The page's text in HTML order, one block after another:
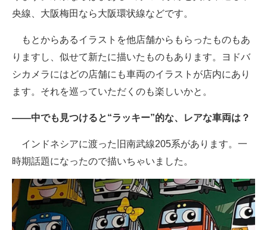
央線、大阪梅田なら大阪環状線などです。
もとからあるイラストを他店舗からもらったものもあ
りますし、似せて新たに描いたものもあります。ヨドバ
シカメラにはどの店舗にも車両のイラストが店内にあり
ます。それを巡っていただくのも楽しいかと。
――中でも見つけると“ラッキー”的な、レアな車両は？
インドネシアに渡った旧南武線205系があります。一
時期話題になったので描いちゃいました。